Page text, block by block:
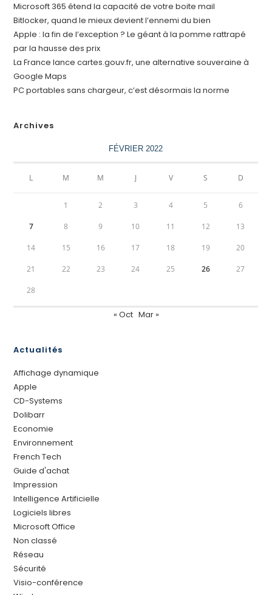
Microsoft 365 étend la capacité de votre boite mail
Bitlocker, quand le mieux devient l’ennemi du bien
Apple : la fin de l’exception ? Le géant à la pomme rattrapé
par la hausse des prix
La France lance cartes.gouv.fr, une alternative souveraine à
Google Maps
PC portables sans chargeur, c’est désormais la norme
Archives
FÉVRIER 2022
L M M J V S D
1 2 3 4 5 6
7 8 9 10 11 12 13
14 15 16 17 18 19 20
21 22 23 24 25 26 27
28
« Oct Mar »
Actualités
Affichage dynamique
Apple
CD-Systems
Dolibarr
Economie
Environnement
French Tech
Guide d'achat
Impression
Intelligence Artificielle
Logiciels libres
Microsoft Office
Non classé
Réseau
Sécurité
Visio-conférence